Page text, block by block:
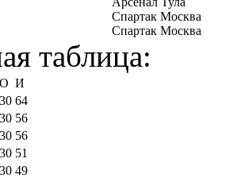
Спартак Москва
Спартак Москва
таблица:
О И
30 64
30 56
30 56
30 51
30 49